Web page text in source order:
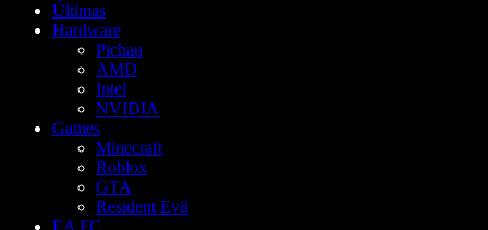
Últimas
Hardware
Pichau
AMD
Intel
NVIDIA
Games
Minecraft
Roblox
GTA
Resident Evil
EA FC